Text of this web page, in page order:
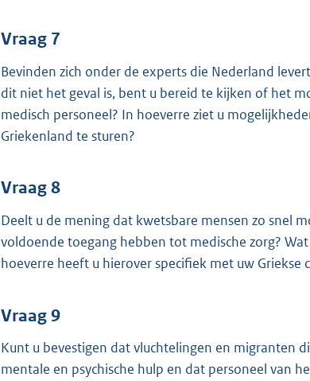
Vraag 7
Bevinden zich onder de experts die Nederland
dit niet het geval is, bent u bereid te kijken of het
medisch personeel? In hoeverre ziet u
Griekenland te sturen?
Vraag 8
Deelt u de mening dat kwetsbare mensen zo snel
voldoende toegang hebben tot medische zorg?
hoeverre heeft u hierover specifiek met uw Griekse
Vraag 9
Kunt u bevestigen dat vluchtelingen en migranten
mentale en psychische hulp en dat personeel van